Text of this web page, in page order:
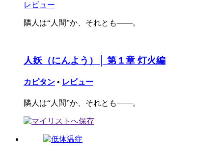
レビュー
隣人は“人間”か、それとも――。
人妖（にんよう）│ 第１章 灯火編
カピタン • レビュー
隣人は“人間”か、それとも――。